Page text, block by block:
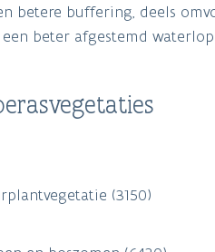
betere buffering, deels
beter afgestemd
(3150)